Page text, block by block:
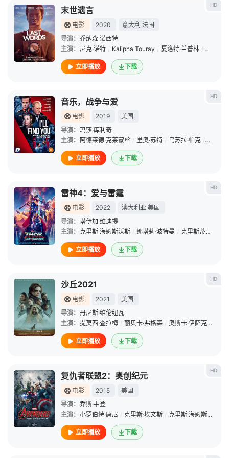
HD
末世遗言
电影 2020 意大利 法国
导演： 乔纳森·诺西特
主演： 尼克·诺特 / Kalipha Touray / 夏洛特·兰普林 / 阿尔芭·
立即播放 下载
HD
音乐，战争与爱
电影 2019
美国
导演： 玛莎·库利奇
主演： 阿德莱德·克莱蒙丝 / 里奥·苏特 / 乌苏拉·帕克 / 塞巴斯
立即播放 下载
HD
雷神4：爱与雷霆
电影 2022 澳大利亚 美国
导演： 塔伊加·维迪提
主演： 克里斯·海姆斯沃斯 / 娜塔莉·波特曼 / 克里斯蒂安·贝尔
立即播放 下载
HD
沙丘2021
电影 2021
美国
导演： 丹尼斯·维伦纽瓦
主演： 提莫西·查拉梅 / 丽贝卡·弗格森 / 奥斯卡·伊萨克 /
立即播放 下载
HD
复仇者联盟2：奥创纪元
电影 2015
美国
导演： 乔斯·韦登
主演： 小罗伯特·唐尼 / 克里斯·埃文斯 / 克里斯·海姆斯沃斯
立即播放 下载